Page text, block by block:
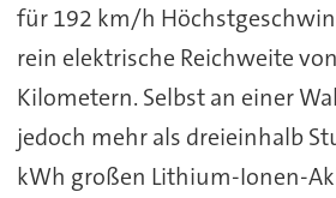
für 192 km/h
rein elektrische Reichweite
Kilometern. Selbst an einer
jedoch mehr als dreieinhalb
kWh großen Lithium-Ionen-